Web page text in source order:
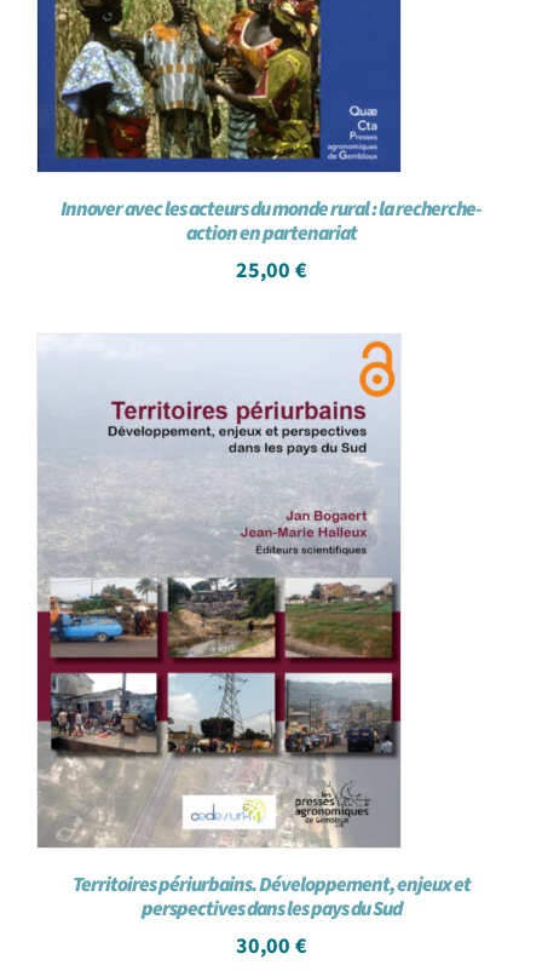
Innover avec les acteurs du monde rural : la recherche-
action en partenariat
25,00 €
Territoires périurbains. Développement, enjeux et
perspectives dans les pays du Sud
30,00 €